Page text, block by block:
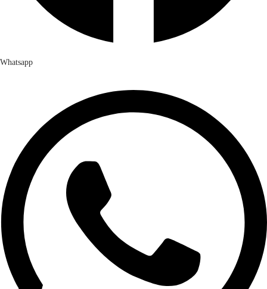
Whatsapp